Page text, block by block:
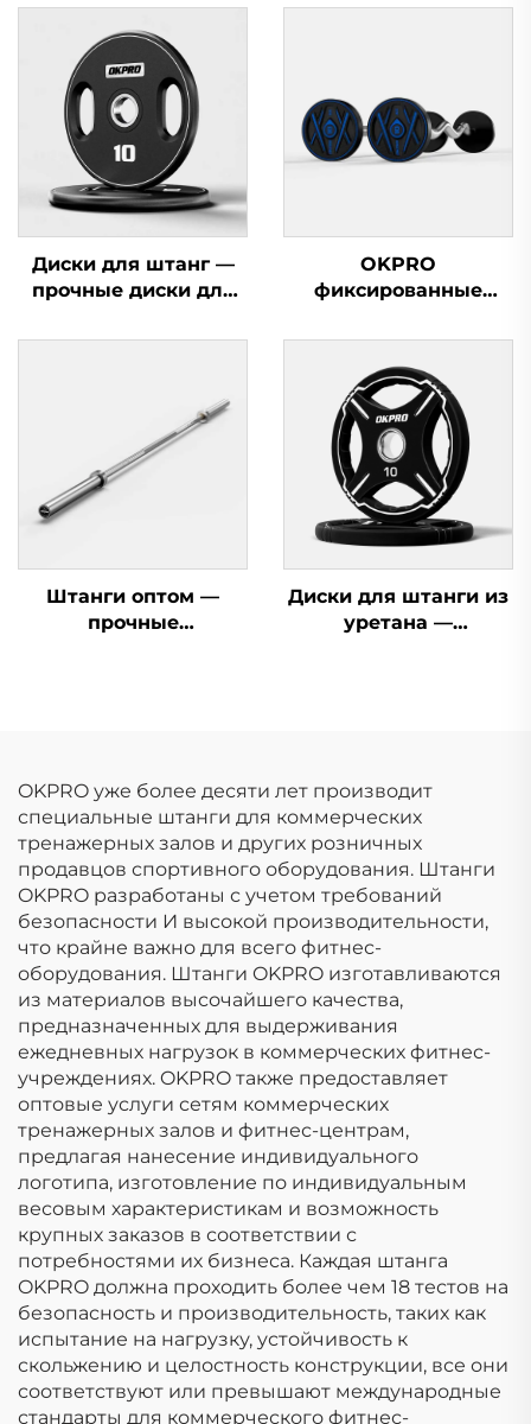
Диски для штанг —
прочные диски для
оптовая продажа
OKPRO
фиксированные
профессиональное
силовое
оборудование для
специалистов
Штанги оптом —
прочные
Диски для штанги из
уретана —
OKPRO уже более десяти лет производит
специальные штанги для коммерческих
тренажерных залов и других розничных
продавцов спортивного оборудования. Штанги
OKPRO разработаны с учетом требований
безопасности И высокой производительности,
что крайне важно для всего фитнес-
оборудования. Штанги OKPRO изготавливаются
из материалов высочайшего качества,
предназначенных для выдерживания
ежедневных нагрузок в коммерческих фитнес-
учреждениях. OKPRO также предоставляет
оптовые услуги сетям коммерческих
тренажерных залов и фитнес-центрам,
предлагая нанесение индивидуального
логотипа, изготовление по индивидуальным
весовым характеристикам и возможность
крупных заказов в соответствии с
потребностями их бизнеса. Каждая штанга
OKPRO должна проходить более чем 18 тестов на
безопасность и производительность, таких как
испытание на нагрузку, устойчивость к
скольжению и целостность конструкции, все они
соответствуют или превышают международные
стандарты для коммерческого фитнес-